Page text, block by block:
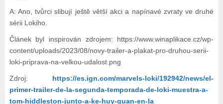
A: Ano, tvůrci slibují ještě větší akci a napínavé zvraty ve druhé
sérii Lokiho.
Článek byl inspirován zdrojem: https://www.winaplikace.cz/wp-
content/uploads/2023/08/novy-trailer-a-plakat-pro-druhou-serii-
loki-priprava-na-velkou-udalost.png
Zdroj: https://es.ign.com/marvels-loki/192942/news/el-
primer-trailer-de-la-segunda-temporada-de-loki-muestra-a-
tom-hiddleston-junto-a-ke-huy-quan-en-la